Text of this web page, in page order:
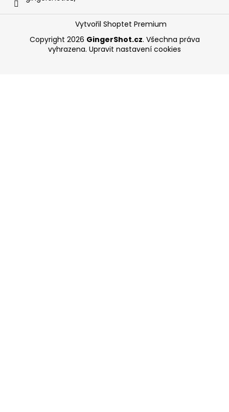
Vytvořil Shoptet Premium
Copyright 2026 GingerShot.cz. Všechna práva
vyhrazena. Upravit nastavení cookies